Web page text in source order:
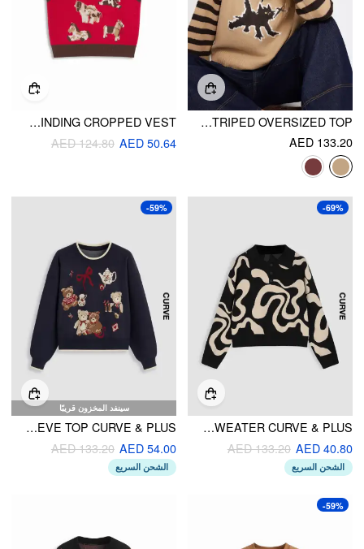
KNIT ROUND NECKLINE CAT STRIPED OVERSIZED TOP
AED 133.20
KNIT HORSE GRAPHIC V-NECK CONTRASTING BINDING CROPPED VEST
AED 50.64
AED 124.80
-69%
EVERYDAY ILLUSION PSYCHEDELIC SWIRL PULLOVER SWEATER CURVE & PLUS
AED 40.80
AED 133.20
الشحن السريع
سينفد المخزون قريبًا
-59%
KNIT ROUND NECKLINE BEAR BOWKNOT CONTRASTING BINDING LONG SLEEVE TOP CURVE & PLUS
AED 54.00
AED 133.20
الشحن السريع
-59%